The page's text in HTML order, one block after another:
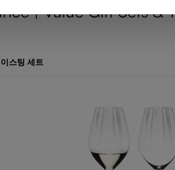
| Value Gift Sets &
스팅 세트